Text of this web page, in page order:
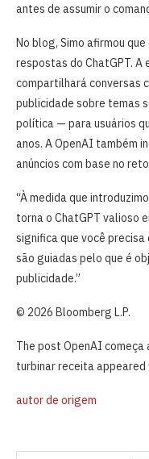
antes de assumir o
No blog, Simo afirmou
respostas do ChatGPT. A
compartilhará conversas
publicidade sobre temas
política — para usuários
anos. A OpenAI também
anúncios com base no
“À medida que
torna o ChatGPT valioso
significa que você
são guiadas pelo que é
publicidade.”
© 2026 Bloomberg L.P.
The post OpenAI começa
turbinar receita
autor de origem